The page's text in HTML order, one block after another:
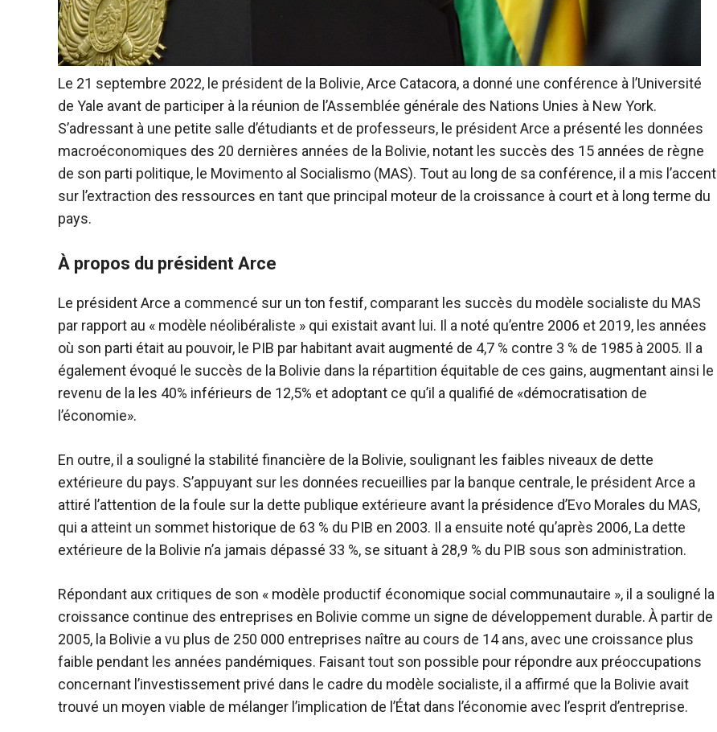
Le 21 septembre 2022, le président de la Bolivie, Arce Catacora, a donné une conférence à l’Université
de Yale avant de participer à la réunion de l’Assemblée générale des Nations Unies à New York.
S’adressant à une petite salle d’étudiants et de professeurs, le président Arce a présenté les données
macroéconomiques des 20 dernières années de la Bolivie, notant les succès des 15 années de règne
de son parti politique, le Movimento al Socialismo (MAS). Tout au long de sa conférence, il a mis l’accent
sur l’extraction des ressources en tant que principal moteur de la croissance à court et à long terme du
pays.
À propos du président Arce
Le président Arce a commencé sur un ton festif, comparant les succès du modèle socialiste du MAS
par rapport au « modèle néolibéraliste » qui existait avant lui. Il a noté qu’entre 2006 et 2019, les années
où son parti était au pouvoir, le PIB par habitant avait augmenté de 4,7 % contre 3 % de 1985 à 2005. Il a
également évoqué le succès de la Bolivie dans la répartition équitable de ces gains, augmentant ainsi le
revenu de la les 40% inférieurs de 12,5% et adoptant ce qu’il a qualifié de «démocratisation de
l’économie».
En outre, il a souligné la stabilité financière de la Bolivie, soulignant les faibles niveaux de dette
extérieure du pays. S’appuyant sur les données recueillies par la banque centrale, le président Arce a
attiré l’attention de la foule sur la dette publique extérieure avant la présidence d’Evo Morales du MAS,
qui a atteint un sommet historique de 63 % du PIB en 2003. Il a ensuite noté qu’après 2006, La dette
extérieure de la Bolivie n’a jamais dépassé 33 %, se situant à 28,9 % du PIB sous son administration.
Répondant aux critiques de son « modèle productif économique social communautaire », il a souligné la
croissance continue des entreprises en Bolivie comme un signe de développement durable. À partir de
2005, la Bolivie a vu plus de 250 000 entreprises naître au cours de 14 ans, avec une croissance plus
faible pendant les années pandémiques. Faisant tout son possible pour répondre aux préoccupations
concernant l’investissement privé dans le cadre du modèle socialiste, il a affirmé que la Bolivie avait
trouvé un moyen viable de mélanger l’implication de l’État dans l’économie avec l’esprit d’entreprise.